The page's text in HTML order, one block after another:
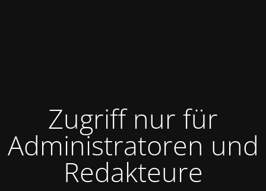
Zugriff nur für
Administratoren und
Redakteure